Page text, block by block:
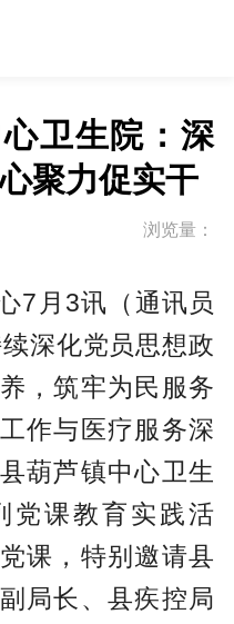
卫生院：深
聚力促实干
浏览量：
7月3讯（通讯员
深化党员思想政
，筑牢为民服务
作与医疗服务深
葫芦镇中心卫生
党课教育实践活
课，特别邀请县
局长、县疾控局